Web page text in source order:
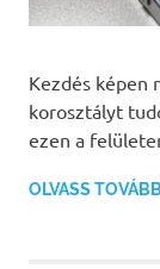
Kezdés képen
korosztályt
ezen a
OLVASS TOVÁBB